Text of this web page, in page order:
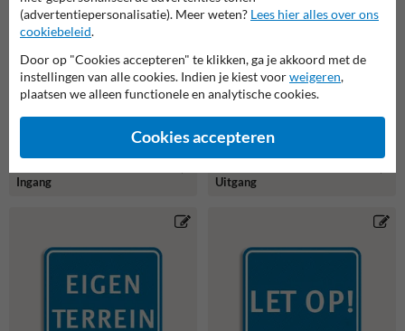
Vlak terreinbord
Ingang
Uitgang
(advertentiepersonalisatie). Meer weten? Lees hier alles over ons
cookiebeleid.
Door op "Cookies accepteren" te klikken, ga je akkoord met de
instellingen van alle cookies. Indien je kiest voorweigeren,
plaatsen we alleen functionele en analytische cookies.
Cookies accepteren